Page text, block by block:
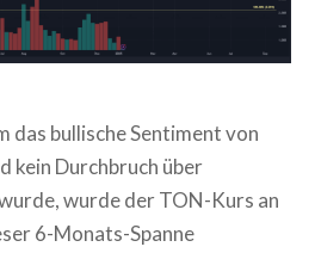
das bullische Sentiment von
kein Durchbruch über
wurde der TON-Kurs an
6-Monats-Spanne